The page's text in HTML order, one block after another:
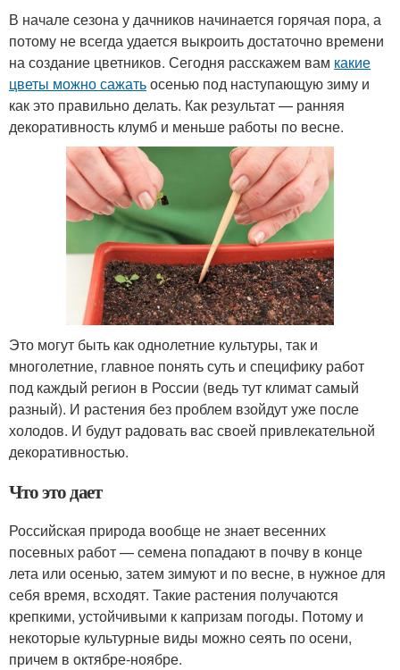
В начале сезона у дачников начинается горячая пора, а
потому не всегда удается выкроить достаточно времени
на создание цветников. Сегодня расскажем вам какие
цветы можно сажатьосенью под наступающую зиму и
как это правильно делать. Как результат — ранняя
декоративность клумб и меньше работы по весне.
Это могут быть как однолетние культуры, так и
многолетние, главное понять суть и специфику работ
под каждый регион в России (ведь тут климат самый
разный). И растения без проблем взойдут уже после
холодов. И будут радовать вас своей привлекательной
декоративностью.
Что это дает
Российская природа вообще не знает весенних
посевных работ — семена попадают в почву в конце
лета или осенью, затем зимуют и по весне, в нужное для
себя время, всходят. Такие растения получаются
крепкими, устойчивыми к капризам погоды. Потому и
некоторые культурные виды можно сеять по осени,
причем в октябре-ноябре.